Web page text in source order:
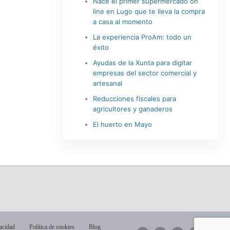
line en Lugo que te lleva la compra
a casa al momento
La experiencia ProAm: todo un
éxito
Ayudas de la Xunta para digitar
empresas del sector comercial y
artesanal
Reducciones fiscales para
agricultores y ganaderos
El huerto en Mayo
Política de cookies
Blog